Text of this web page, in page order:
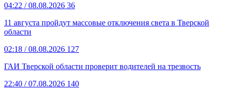
04:22 / 08.08.2026 36
11 августа пройдут массовые отключения света в Тверской
области
02:18 / 08.08.2026 127
ГАИ Тверской области проверит водителей на трезвость
22:40 / 07.08.2026 140